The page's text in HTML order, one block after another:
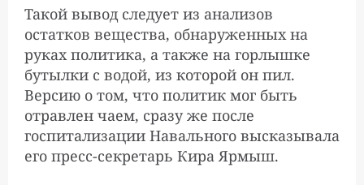
Алексея Навального
«Новичком»
подтвердится, то это
будет считаться
применением химоружия
1:03:00
ФБК опубликовал второе
расследование из поездки
Алексея Навального по
Такой вывод следует из анализов
остатков вещества, обнаруженных на
руках политика, а также на горлышке
бутылки с водой, из которой он пил.
Версию о том, что политик мог быть
отравлен чаем, сразу же после
госпитализации Навального высказывала
его пресс-секретарь Кира Ярмыш.